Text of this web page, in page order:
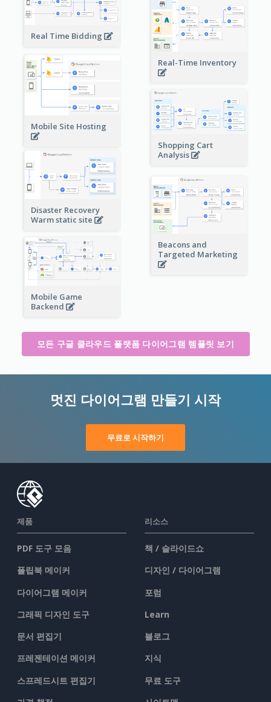
Real Time Bidding
Real-Time Inventory
Mobile Site Hosting
Shopping Cart
Analysis
Disaster Recovery
Warm static site
Beacons and
Targeted Marketing
Mobile Game
Backend
모든 구글 클라우드 플랫폼 다이어그램 템플릿 보기
멋진 다이어그램 만들기 시작
무료로 시작하기
제품
PDF 도구 모음
플립북 메이커
다이어그램 메이커
그래픽 디자인 도구
문서 편집기
프레젠테이션 메이커
스프레드시트 편집기
리소스
책 / 슬라이드쇼
디자인 / 다이어그램
포럼
Learn
블로그
지식
무료 도구